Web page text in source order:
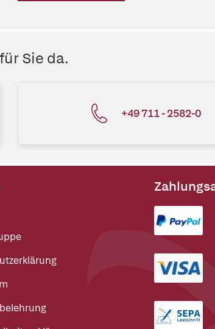
Sie da.
+49 711 - 2582-0